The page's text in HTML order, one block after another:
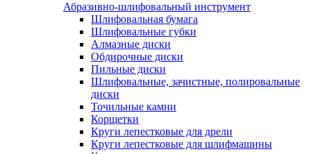
Абразивно-шлифовальный инструмент
Шлифовальная бумага
Шлифовальные губки
Алмазные диски
Обдирочные диски
Пильные диски
Шлифовальные, зачистные, полировальные
диски
Точильные камни
Корщетки
Круги лепестковые для дрели
Круги лепестковые для шлифмашины